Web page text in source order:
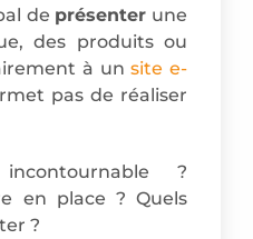
de présenter une
des produits ou
à unsite e-
pas de réaliser
?
en place ? Quels
?